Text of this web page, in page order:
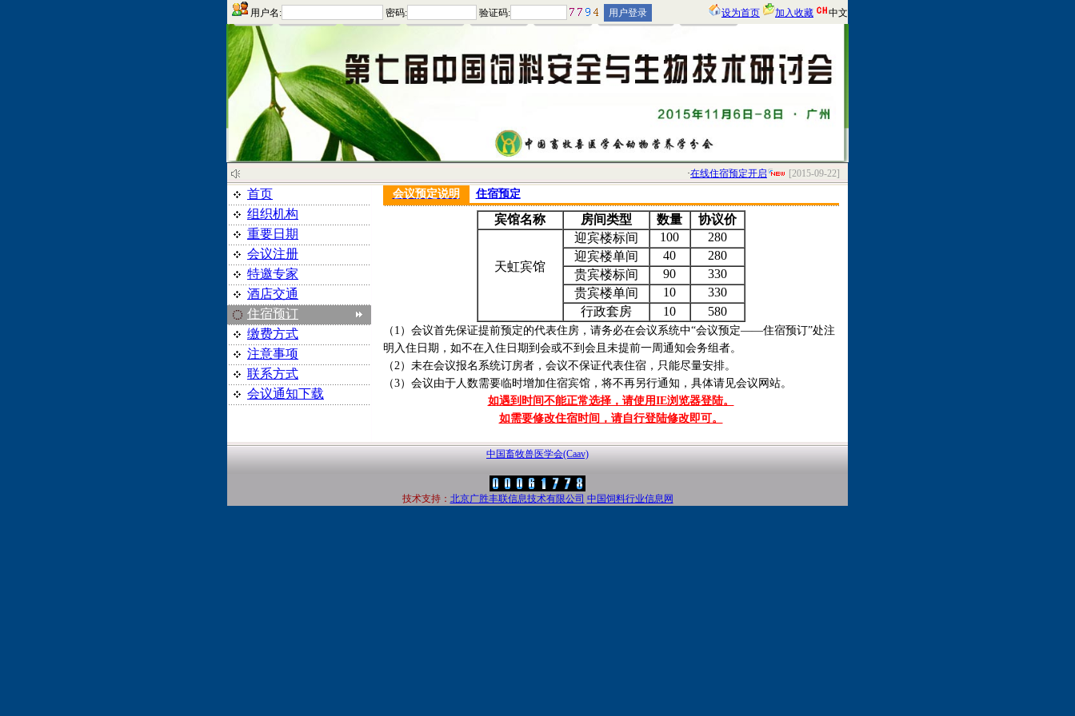
用户名: 密码: 验证码: 设为首页 加入收藏 中文
在线住宿预定开启 [2015-09-22]
首页
组织机构
重要日期
会议注册
特邀专家
酒店交通
住宿预订
缴费方式
注意事项
联系方式
会议通知下载
会议预定说明 住宿预定
宾馆名称 房间类型 数量 协议价
天虹宾馆
迎宾楼标间 100
280
迎宾楼单间
40
280
贵宾楼标间
90
330
贵宾楼单间
10
330
行政套房
10 580
（1）会议首先保证提前预定的代表住房，请务必在会议系统中“会议预定——住宿预订”处注
明入住日期，如不在入住日期到会或不到会且未提前一周通知会务组者。
（2）未在会议报名系统订房者，会议不保证代表住宿，只能尽量安排。
（3）会议由于人数需要临时增加住宿宾馆，将不再另行通知，具体请见会议网站。
如遇到时间不能正常选择，请使用IE浏览器登陆。
如需要修改住宿时间，请自行登陆修改即可。
中国畜牧兽医学会(Caav)
技术支持： 北京广胜丰联信息技术有限公司 中国饲料行业信息网